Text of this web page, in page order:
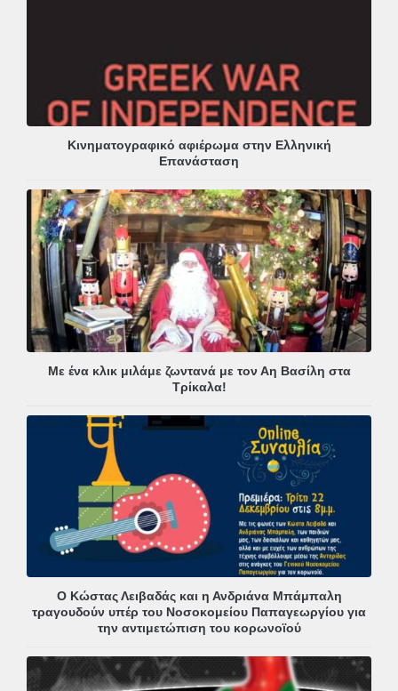
Κινηματογραφικό αφιέρωμα στην Ελληνική
Επανάσταση
Με ένα κλικ μιλάμε ζωντανά με τον Αη Βασίλη στα
Τρίκαλα!
Ο Κώστας Λειβαδάς και η Ανδριάνα Μπάμπαλη
τραγουδούν υπέρ του Νοσοκομείου Παπαγεωργίου για
την αντιμετώπιση του κορωνοϊού